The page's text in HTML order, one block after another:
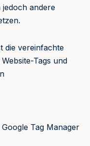
jedoch andere
die vereinfachte
Tags und
Tag Manager